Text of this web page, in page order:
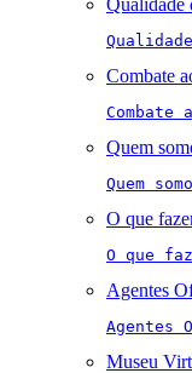
Qualidade
Combate
Quem
Quem
O que
O que
Agentes
Museu